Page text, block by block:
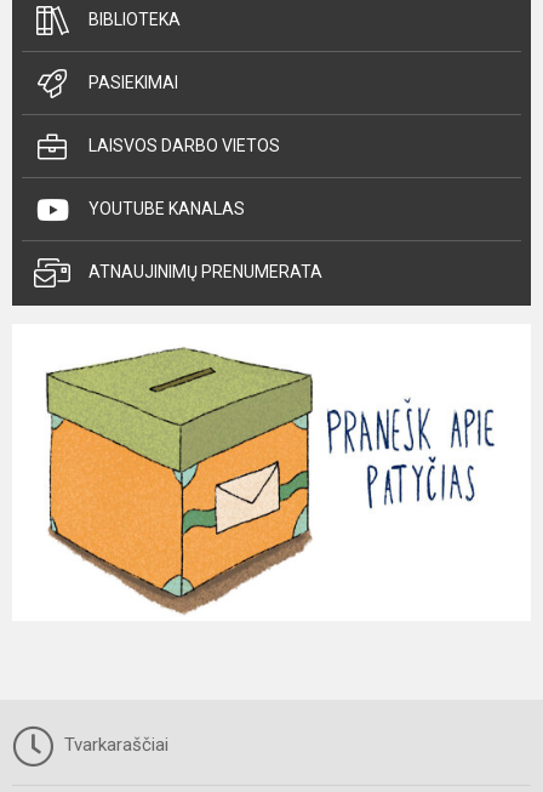
BIBLIOTEKA
PASIEKIMAI
LAISVOS DARBO VIETOS
YOUTUBE KANALAS
ATNAUJINIMŲ PRENUMERATA
Tvarkaraščiai